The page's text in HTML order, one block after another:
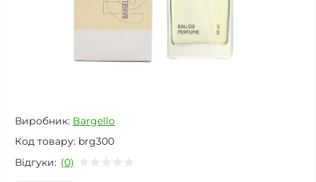
Виробник: Bargello
Код товару: brg300
Відгуки: (0)